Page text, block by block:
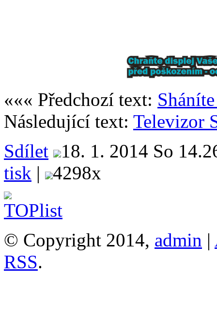
««« Předchozí text:
Následující text: Televizor
Sdílet
18. 1. 2014 So
tisk | 4298x
© Copyright 2014, admin |
RSS.